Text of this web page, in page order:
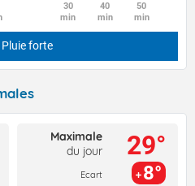
30
min
40
min
50
min
Pluie forte
Maximale
du jour
Ecart
29°
8°